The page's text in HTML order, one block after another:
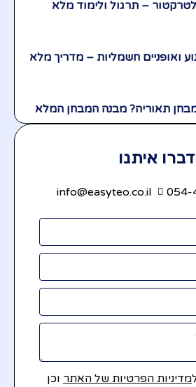
– תרגול ולימוד מלא
ואופניים חשמליות – מדריך מלא
תאוריה? מבנה המבחן המלא
דברו איתנו
054-
info@easyteo.co.il
מדיניות הפרטיות של האתר וכן